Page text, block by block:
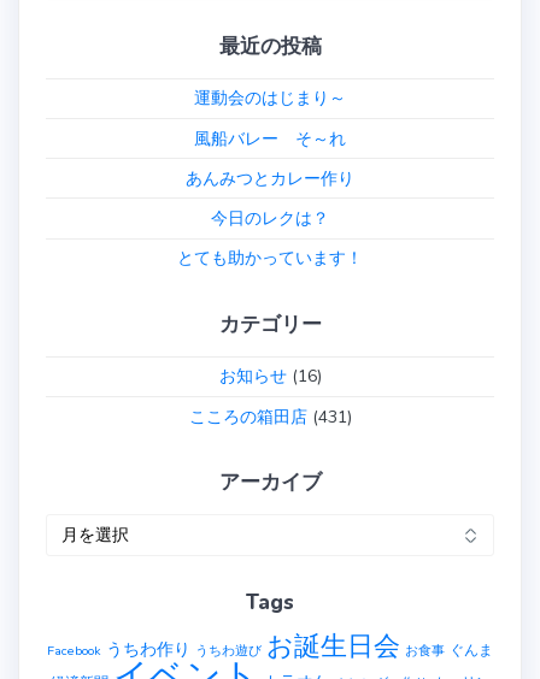
最近の投稿
運動会のはじまり～
風船バレー そ～れ
あんみつとカレー作り
今日のレクは？
とても助かっています！
カテゴリー
お知らせ(16)
こころの箱田店(431)
アーカイブ
イ
Tags
Facebook うちわ作り うちわ遊び お誕生日会 お食事 ぐんま